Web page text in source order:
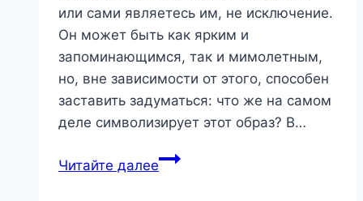
или сами являетесь им, не исключение.
Он может быть как ярким и
запоминающимся, так и мимолетным,
но, вне зависимости от этого, способен
заставить задуматься: что же на самом
деле символизирует этот образ? В…
Читайте далееСон